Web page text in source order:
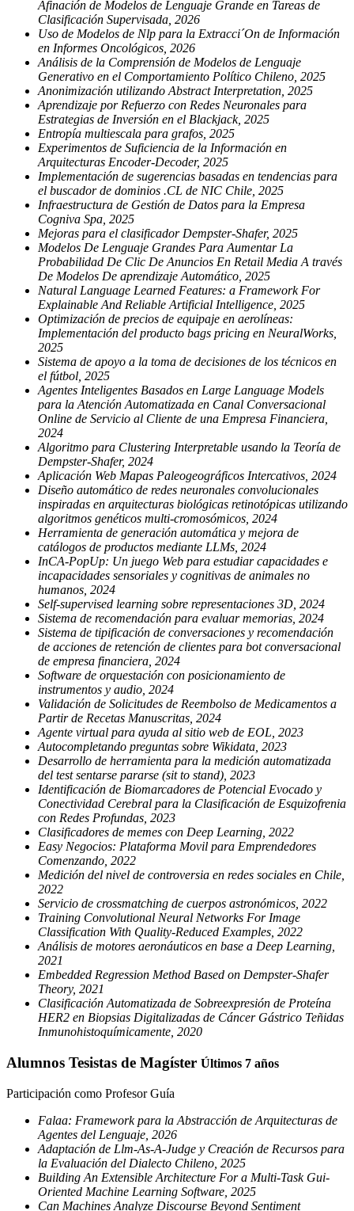
Afinación de Modelos de Lenguaje Grande en Tareas de
Clasificación Supervisada, 2026
Uso de Modelos de Nlp para la Extracci´On de Información
en Informes Oncológicos, 2026
Análisis de la Comprensión de Modelos de Lenguaje
Generativo en el Comportamiento Político Chileno, 2025
Anonimización utilizando Abstract Interpretation, 2025
Aprendizaje por Refuerzo con Redes Neuronales para
Estrategias de Inversión en el Blackjack, 2025
Entropía multiescala para grafos, 2025
Experimentos de Suficiencia de la Información en
Arquitecturas Encoder-Decoder, 2025
Implementación de sugerencias basadas en tendencias para
el buscador de dominios .CL de NIC Chile, 2025
Infraestructura de Gestión de Datos para la Empresa
Cogniva Spa, 2025
Mejoras para el clasificador Dempster-Shafer, 2025
Modelos De Lenguaje Grandes Para Aumentar La
Probabilidad De Clic De Anuncios En Retail Media A través
De Modelos De aprendizaje Automático, 2025
Natural Language Learned Features: a Framework For
Explainable And Reliable Artificial Intelligence, 2025
Optimización de precios de equipaje en aerolíneas:
Implementación del producto bags pricing en NeuralWorks,
2025
Sistema de apoyo a la toma de decisiones de los técnicos en
el fútbol, 2025
Agentes Inteligentes Basados en Large Language Models
para la Atención Automatizada en Canal Conversacional
Online de Servicio al Cliente de una Empresa Financiera,
2024
Algoritmo para Clustering Interpretable usando la Teoría de
Dempster-Shafer, 2024
Aplicación Web Mapas Paleogeográficos Intercativos, 2024
Diseño automático de redes neuronales convolucionales
inspiradas en arquitecturas biológicas retinotópicas utilizando
algoritmos genéticos multi-cromosómicos, 2024
Herramienta de generación automática y mejora de
catálogos de productos mediante LLMs, 2024
InCA-PopUp: Un juego Web para estudiar capacidades e
incapacidades sensoriales y cognitivas de animales no
humanos, 2024
Self-supervised learning sobre representaciones 3D, 2024
Sistema de recomendación para evaluar memorias, 2024
Sistema de tipificación de conversaciones y recomendación
de acciones de retención de clientes para bot conversacional
de empresa financiera, 2024
Software de orquestación con posicionamiento de
instrumentos y audio, 2024
Validación de Solicitudes de Reembolso de Medicamentos a
Partir de Recetas Manuscritas, 2024
Agente virtual para ayuda al sitio web de EOL, 2023
Autocompletando preguntas sobre Wikidata, 2023
Desarrollo de herramienta para la medición automatizada
del test sentarse pararse (sit to stand), 2023
Identificación de Biomarcadores de Potencial Evocado y
Conectividad Cerebral para la Clasificación de Esquizofrenia
con Redes Profundas, 2023
Clasificadores de memes con Deep Learning, 2022
Easy Negocios: Plataforma Movil para Emprendedores
Comenzando, 2022
Medición del nivel de controversia en redes sociales en Chile,
2022
Servicio de crossmatching de cuerpos astronómicos, 2022
Training Convolutional Neural Networks For Image
Classification With Quality-Reduced Examples, 2022
Análisis de motores aeronáuticos en base a Deep Learning,
2021
Embedded Regression Method Based on Dempster-Shafer
Theory, 2021
Clasificación Automatizada de Sobreexpresión de Proteína
HER2 en Biopsias Digitalizadas de Cáncer Gástrico Teñidas
Inmunohistoquímicamente, 2020
Alumnos Tesistas de Magíster Últimos 7 años
Participación como Profesor Guía
Falaa: Framework para la Abstracción de Arquitecturas de
Agentes del Lenguaje, 2026
Adaptación de Llm-As-A-Judge y Creación de Recursos para
la Evaluación del Dialecto Chileno, 2025
Building An Extensible Architecture For a Multi-Task Gui-
Oriented Machine Learning Software, 2025
Can Machines Analyze Discourse Beyond Sentiment